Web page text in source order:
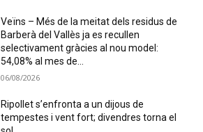
Veïns – Més de la meitat dels residus de
Barberà del Vallès ja es recullen
selectivament gràcies al nou model:
54,08% al mes de...
06/08/2026
Ripollet s’enfronta a un dijous de
tempestes i vent fort; divendres torna el